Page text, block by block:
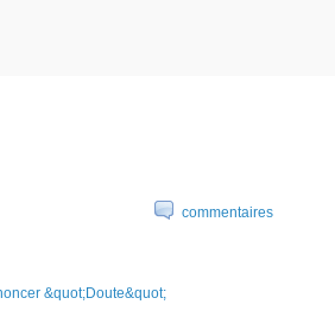
commentaires